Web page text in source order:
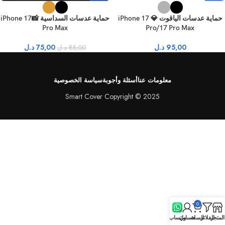
حماية عدسات الياقوت 💎 iPhone 17
Pro/17 Pro Max
95,00 د.ل
حماية عدسات السداسية 📸iPhone 17
Pro Max
85,00 د.ل 75,00 د.ل
معلومات عناأسئلة وأجوبةسياسة الخصوصية
Smart Cover Copyright © 2025
المتجرالفلاتر
0
السلةحسابيواتساب